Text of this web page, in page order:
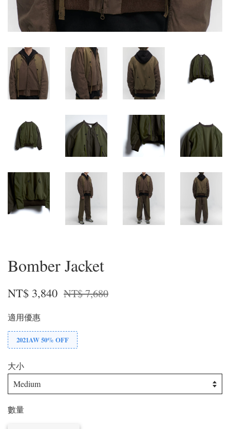
Bomber Jacket
NT$ 3,840 NT$ 7,680
適用優惠
2021AW 50% OFF
大小
數量